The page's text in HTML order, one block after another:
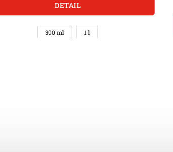
DETAIL
300 ml 1 l